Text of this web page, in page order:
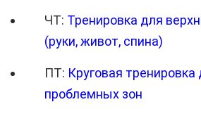
ЧТ: Тренировка для
(руки, живот, спина)
ПТ: Круговая
проблемных зон